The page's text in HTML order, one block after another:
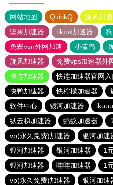
网站地图 QuickQ 旋风加
坚果加速器
tiktok加速器
免费vqn外网加速
小蓝鸟
旋风加速器
免费vps加速器外
快连加速器
快连加速器官网入
快鸭加速器
快柠檬加速器
软件中心
银河加速器
纵云梯加速器
蚂蚁加速器
vp(永久免费)加速器
银河加速
银河加速器
银河加速器 1
银河加速器
哇哇加速器 1
vp(永久免费)加速器
银河加速